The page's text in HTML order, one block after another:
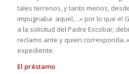
tales terrenos, y tanto menos,
impugnaba aquel,…» por lo que el
a la solicitud del Padre Escobar,
reclamo ante y quien
expediente.
El préstamo